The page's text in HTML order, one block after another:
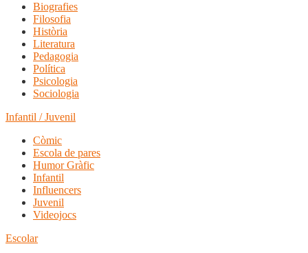
Biografies
Filosofia
Història
Literatura
Pedagogia
Política
Psicologia
Sociologia
Infantil / Juvenil
Còmic
Escola de pares
Humor Gràfic
Infantil
Influencers
Juvenil
Videojocs
Escolar